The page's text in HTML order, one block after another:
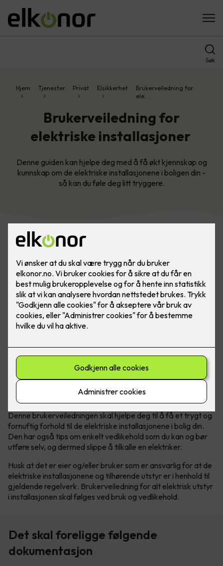
Søk
Hjem Tjenester Privat Elsikkerhet
Brukerveiledning for
ele…
Brukerveiledning for
elektriske installasjoner
Denne guiden kan hjelpe deg med å få økt kjennskap og
kunnskap om de elektriske installasjonene i boligen din -
så kan du føle deg litt tryggere.
for det elektriske anlegget
Boligen er sannsynligvis den største investeringen du har, og
det er viktig for deg og dine at den har et sikkert, pålitelig og
komfortabelt elektrisk anlegg.
Denne brukerveiledningen skal hjelpe deg til å få et trygt og
fornuftig forhold til de elektriske installasjonene i bolig din.
Den har også tips om enkelt vedlikehold som du kan og bør
utføre selv, og dermed slippe å tilkalle en elektriker.
Husk at det er eier og/eller bruker som er ansvarlig for at de
elektriske installasjonene og tilhørende utstyr er i henhold til
gjeldende regelverk. Brukerveiledning for alt elektrisk utstyr
i installasjonen skal følges ved bruk og vedlikehold.
Det skal foreligge følgende
dokumentasjon